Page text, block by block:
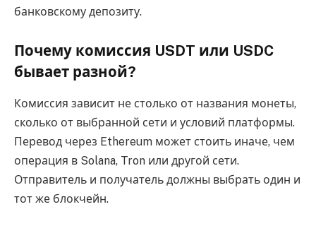
банковскому депозиту.
Почему комиссия USDT или USDC
бывает разной?
Комиссия зависит не столько от названия монеты,
сколько от выбранной сети и условий платформы.
Перевод через Ethereum может стоить иначе, чем
операция в Solana, Tron или другой сети.
Отправитель и получатель должны выбрать один и
тот же блокчейн.